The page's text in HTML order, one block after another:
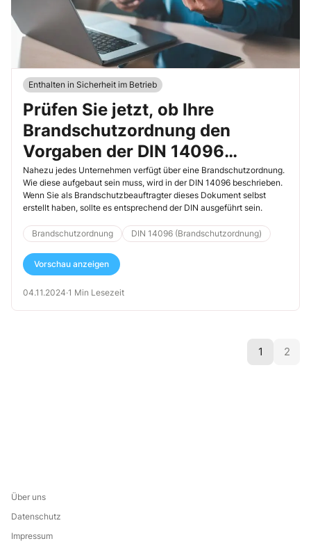
Enthalten in Sicherheit im Betrieb
Prüfen Sie jetzt, ob Ihre
Brandschutzordnung den
Vorgaben der DIN 14096
entspricht
Nahezu jedes Unternehmen verfügt über eine Brandschutzordnung.
Wie diese aufgebaut sein muss, wird in der DIN 14096 beschrieben.
Wenn Sie als Brandschutzbeauftragter dieses Dokument selbst
erstellt haben, sollte es entsprechend der DIN ausgeführt sein.
Brandschutzordnung DIN 14096 (Brandschutzordnung)
Vorschau anzeigen
04.11.2024·1 Min Lesezeit
1 2
Über uns
Datenschutz
Impressum